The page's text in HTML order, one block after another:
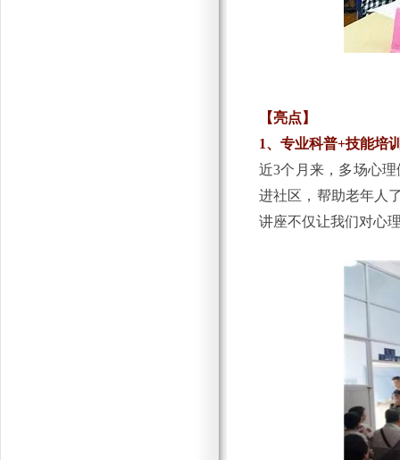
【亮点】
1、专业科普+技能培
近3个月来，多场心
进社区，帮助老年人
讲座不仅让我们对心